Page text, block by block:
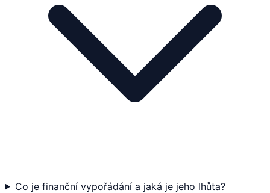
Co je finanční vypořádání a jaká je jeho lhůta?